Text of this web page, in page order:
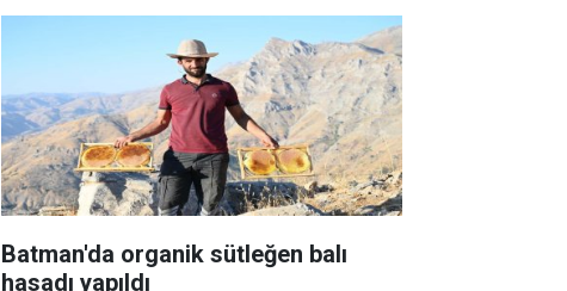
Batman'da organik sütleğen balı
hasadı yapıldı